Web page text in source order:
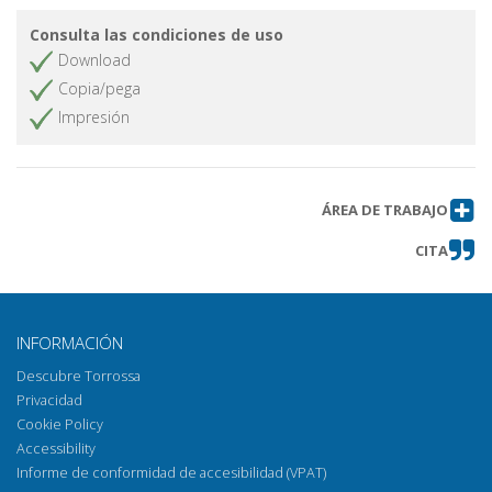
Consulta las condiciones de uso
Download
Copia/pega
Impresión
ÁREA DE TRABAJO
CITA
INFORMACIÓN
Descubre Torrossa
Privacidad
Cookie Policy
Accessibility
Informe de conformidad de accesibilidad (VPAT)